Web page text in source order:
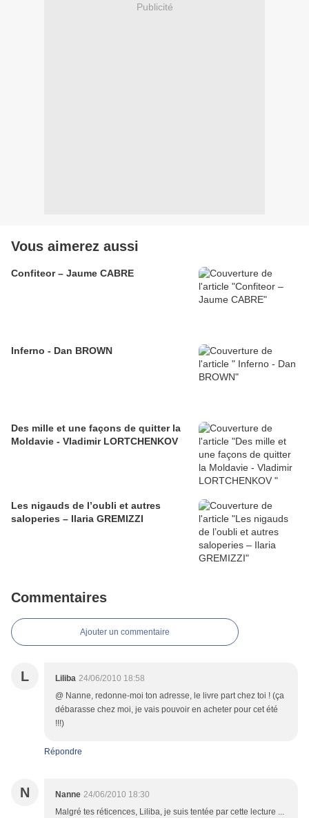
Publicité
Vous aimerez aussi
Confiteor – Jaume CABRE
Inferno - Dan BROWN
Des mille et une façons de quitter la
Moldavie - Vladimir LORTCHENKOV
Les nigauds de l’oubli et autres
saloperies – Ilaria GREMIZZI
Commentaires
Ajouter un commentaire
L Liliba 24/06/2010 18:58
@ Nanne, redonne-moi ton adresse, le livre part chez toi ! (ça
débarasse chez moi, je vais pouvoir en acheter pour cet été
!!!)
Répondre
N Nanne 24/06/2010 18:30
Malgré tes réticences, Liliba, je suis tentée par cette lecture ...